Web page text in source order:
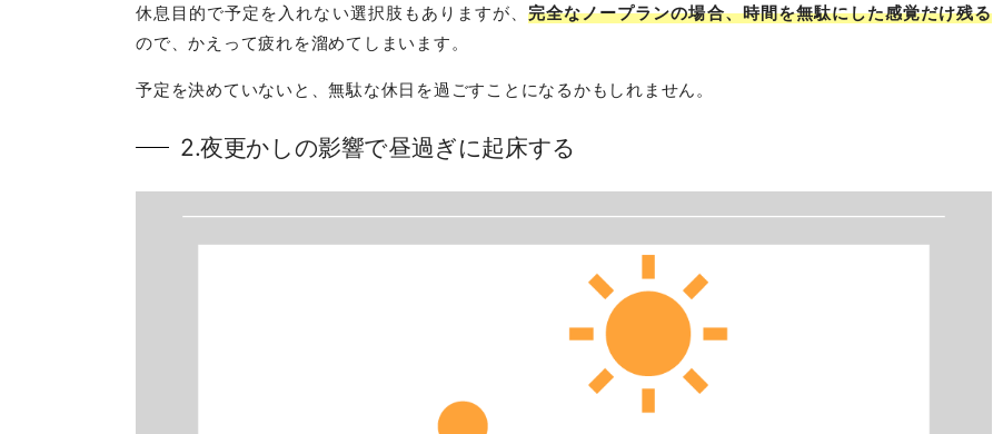
休息目的で予定を入れない選択肢もありますが、完全なノープランの場合、時間を無駄にした感覚だけ残る
ので、かえって疲れを溜めてしまいます。
予定を決めていないと、無駄な休日を過ごすことになるかもしれません。
2.夜更かしの影響で昼過ぎに起床する